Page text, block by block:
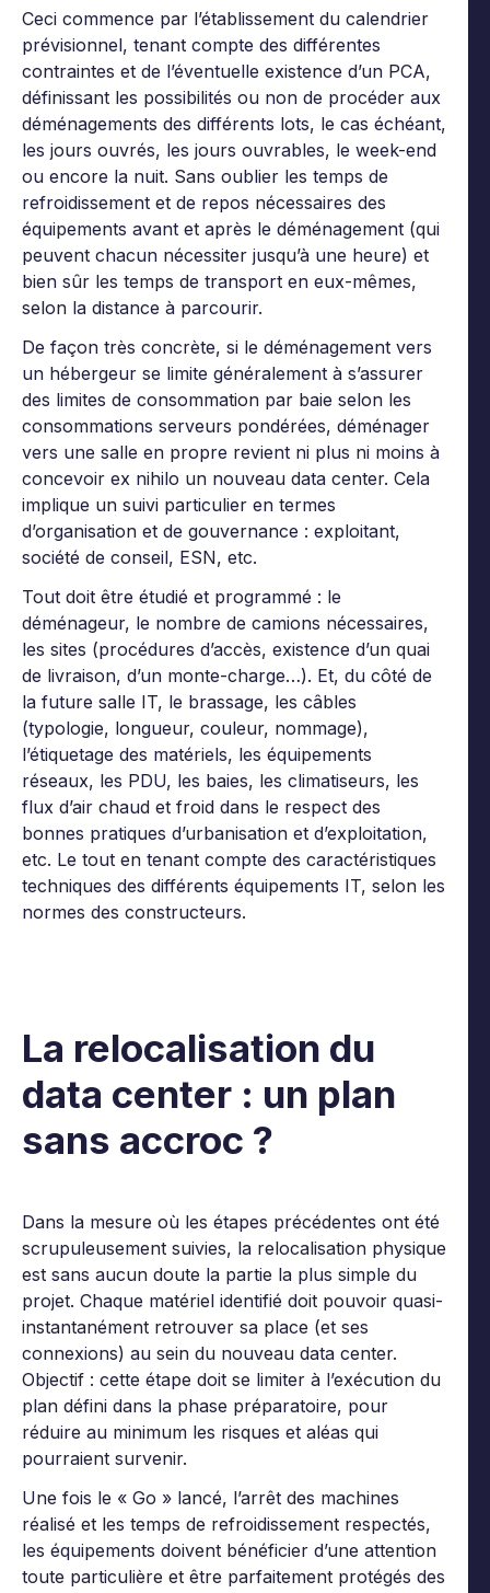
Ceci commence par l’établissement du calendrier
prévisionnel, tenant compte des différentes
contraintes et de l’éventuelle existence d’un PCA,
définissant les possibilités ou non de procéder aux
déménagements des différents lots, le cas échéant,
les jours ouvrés, les jours ouvrables, le week-end
ou encore la nuit. Sans oublier les temps de
refroidissement et de repos nécessaires des
équipements avant et après le déménagement (qui
peuvent chacun nécessiter jusqu’à une heure) et
bien sûr les temps de transport en eux-mêmes,
selon la distance à parcourir.
De façon très concrète, si le déménagement vers
un hébergeur se limite généralement à s’assurer
des limites de consommation par baie selon les
consommations serveurs pondérées, déménager
vers une salle en propre revient ni plus ni moins à
concevoir ex nihilo un nouveau data center. Cela
implique un suivi particulier en termes
d’organisation et de gouvernance : exploitant,
société de conseil, ESN, etc.
Tout doit être étudié et programmé : le
déménageur, le nombre de camions nécessaires,
les sites (procédures d’accès, existence d’un quai
de livraison, d’un monte-charge…). Et, du côté de
la future salle IT, le brassage, les câbles
(typologie, longueur, couleur, nommage),
l’étiquetage des matériels, les équipements
réseaux, les PDU, les baies, les climatiseurs, les
flux d’air chaud et froid dans le respect des
bonnes pratiques d’urbanisation et d’exploitation,
etc. Le tout en tenant compte des caractéristiques
techniques des différents équipements IT, selon les
normes des constructeurs.
La relocalisation du
data center : un plan
sans accroc ?
Dans la mesure où les étapes précédentes ont été
scrupuleusement suivies, la relocalisation physique
est sans aucun doute la partie la plus simple du
projet. Chaque matériel identifié doit pouvoir quasi-
instantanément retrouver sa place (et ses
connexions) au sein du nouveau data center.
Objectif : cette étape doit se limiter à l’exécution du
plan défini dans la phase préparatoire, pour
réduire au minimum les risques et aléas qui
pourraient survenir.
Une fois le « Go » lancé, l’arrêt des machines
réalisé et les temps de refroidissement respectés,
les équipements doivent bénéficier d’une attention
toute particulière et être parfaitement protégés des